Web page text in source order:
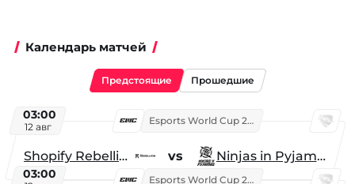
Календарь матчей
Предстоящие Прошедшие
03:00
12 авг
Esports World Cup 2026
Shopify Rebellion vs Ninjas in Pyjamas
03:00 Esports World Cup 2026